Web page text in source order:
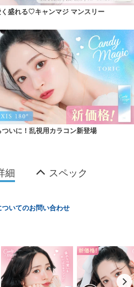
盛れる♡キャンマジ マンスリー
ついに！乱視用カラコン新登場
細 スペック
ついてのお問い合わせ